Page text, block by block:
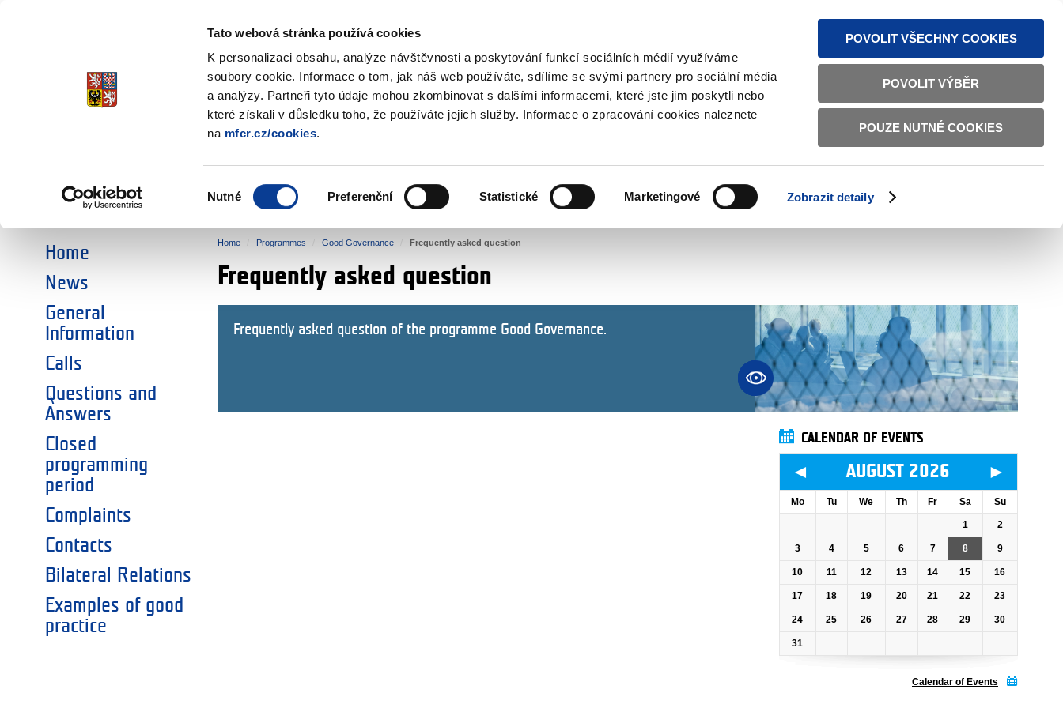
Tato webová stránka používá cookies
K personalizaci obsahu, analýze návštěvnosti a poskytování funkcí sociálních médií využíváme
soubory cookie. Informace o tom, jak náš web používáte, sdílíme se svými partnery pro sociální média
a analýzy. Partneři tyto údaje mohou zkombinovat s dalšími informacemi, které jste jim poskytli nebo
které získali v důsledku toho, že používáte jejich služby. Informace o zpracování cookies naleznete
na mfcr.cz/cookies.
souhlasu
Nutné Preferenční Statistické Marketingové Zobrazit detaily
POVOLIT VŠECHNY COOKIES
POVOLIT VÝBĚR
POUZE NUTNÉ COOKIES
TEXT VERSION ČESKY ENGLISH
EEA and Norway Grants
CHOOSE AN AREA:
SOCIAL DIALOGUE ENVIRONMENT HUMAN RIGHTS JUSTICE HOME AFFAIRS BILATERAL RELATIONS
Home
News
General
Information
Calls
Questions and
Answers
Closed
programming
period
Complaints
Contacts
Bilateral Relations
Examples of good
practice
Home Programmes Good Governance Frequently asked question
Frequently asked question
Frequently asked question of the programme Good Governance.
CALENDAR OF EVENTS
◄ AUGUST 2026 ►
Mo Tu We Th Fr Sa Su
1 2
3 4 5 6 7 8 9
10 11 12 13 14 15 16
17 18 19 20 21 22 23
24 25 26 27 28 29 30
31
Calendar of Events